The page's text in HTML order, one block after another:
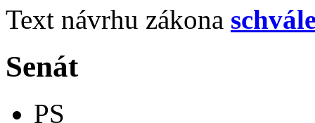
Text návrhu zákona
Senát
PS